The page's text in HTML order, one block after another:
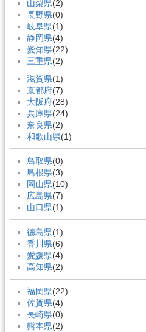
山梨県(2)
長野県(0)
岐阜県(1)
静岡県(4)
愛知県(22)
三重県(2)
滋賀県(1)
京都府(7)
大阪府(28)
兵庫県(24)
奈良県(2)
和歌山県(1)
鳥取県(0)
島根県(3)
岡山県(10)
広島県(7)
山口県(1)
徳島県(1)
香川県(6)
愛媛県(4)
高知県(2)
福岡県(22)
佐賀県(4)
長崎県(0)
熊本県(2)